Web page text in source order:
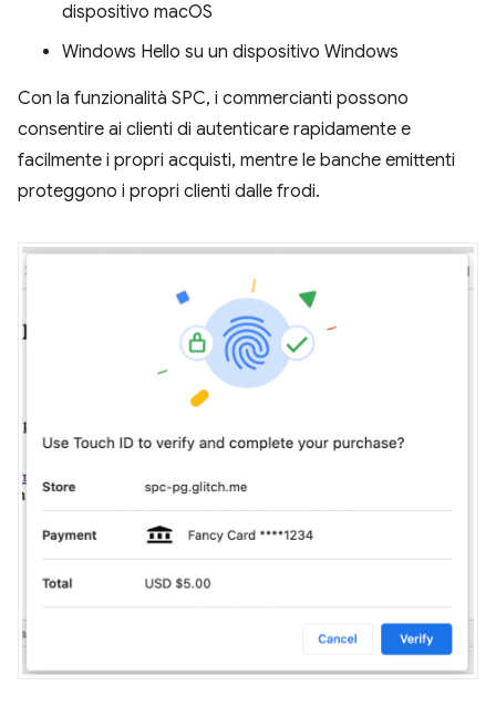
dispositivo macOS
Windows Hello su un dispositivo Windows
Con la funzionalità SPC, i commercianti possono
consentire ai clienti di autenticare rapidamente e
facilmente i propri acquisti, mentre le banche emittenti
proteggono i propri clienti dalle frodi.